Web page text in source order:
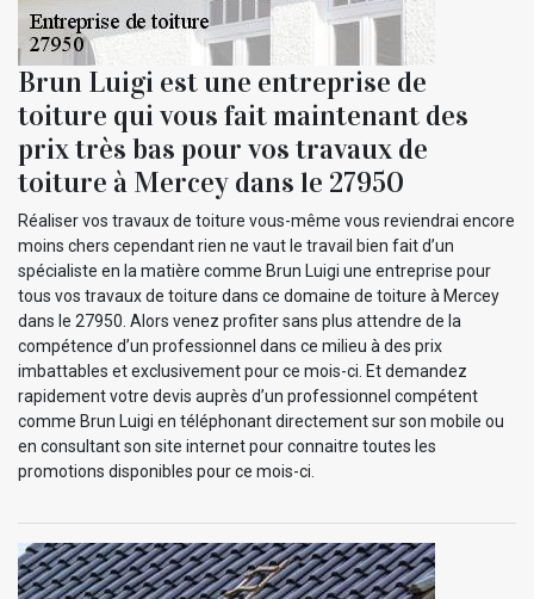
Brun Luigi est une entreprise de
toiture qui vous fait maintenant des
prix très bas pour vos travaux de
toiture à Mercey dans le 27950
Réaliser vos travaux de toiture vous-même vous reviendrai encore
moins chers cependant rien ne vaut le travail bien fait d’un
spécialiste en la matière comme Brun Luigi une entreprise pour
tous vos travaux de toiture dans ce domaine de toiture à Mercey
dans le 27950. Alors venez profiter sans plus attendre de la
compétence d’un professionnel dans ce milieu à des prix
imbattables et exclusivement pour ce mois-ci. Et demandez
rapidement votre devis auprès d’un professionnel compétent
comme Brun Luigi en téléphonant directement sur son mobile ou
en consultant son site internet pour connaitre toutes les
promotions disponibles pour ce mois-ci.